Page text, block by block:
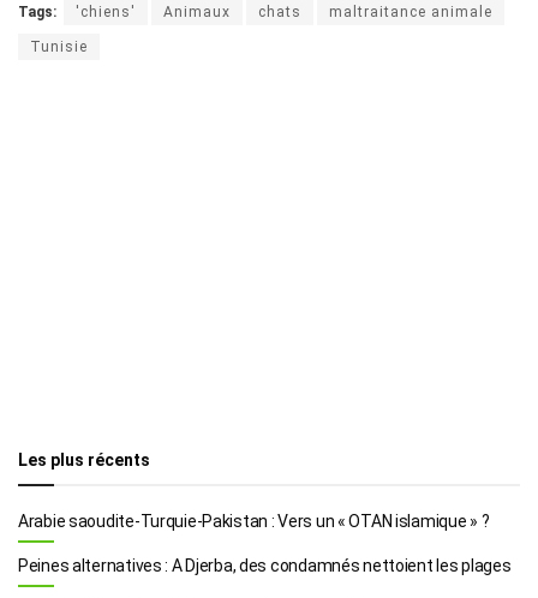
Tags: 'chiens' Animaux chats maltraitance animale
Tunisie
Les plus récents
Arabie saoudite-Turquie-Pakistan : Vers un « OTAN islamique » ?
Peines alternatives : A Djerba, des condamnés nettoient les plages